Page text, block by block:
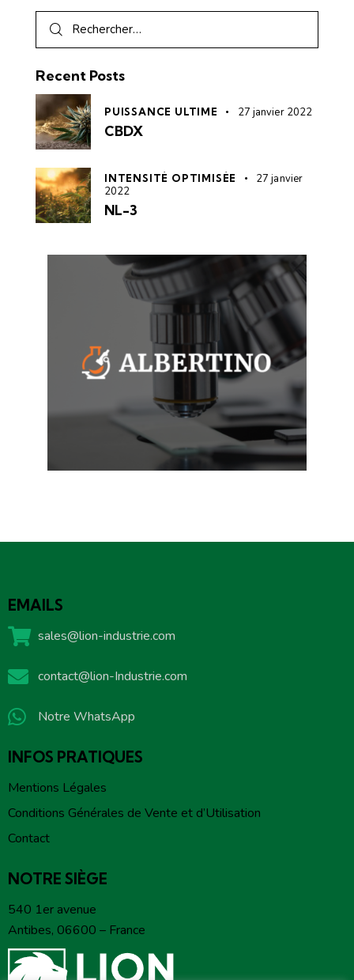
Recent Posts
PUISSANCE ULTIME 27 janvier 2022
CBDX
INTENSITÉ OPTIMISÉE
27 janvier
2022
NL-3
EMAILS
sales@lion-industrie.com
contact@lion-Industrie.com
Notre WhatsApp
INFOS PRATIQUES
Mentions Légales
Conditions Générales de Vente et d’Utilisation
Contact
NOTRE SIÈGE
540 1er avenue
Antibes, 06600 – France